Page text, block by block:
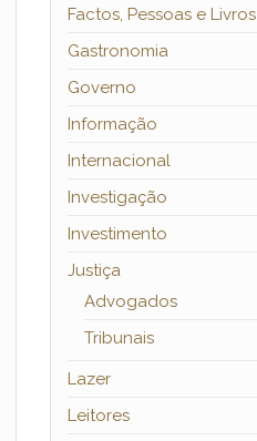
Factos, Pessoas e Livros
Gastronomia
Governo
Informação
Internacional
Investigação
Investimento
Justiça
Advogados
Tribunais
Lazer
Leitores